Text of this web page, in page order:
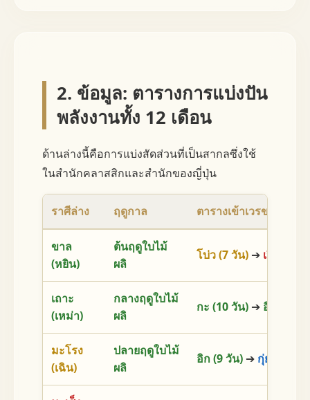
2. ข้อมูล: ตารางการแบ่งปัน
พลังงานทั้ง 12 เดือน
ด้านล่างนี้คือการแบ่งสัดส่วนที่เป็นสากลซึ่งใช้
ในสำนักคลาสสิกและสำนักของญี่ปุ่น
ราศีล่าง ฤดูกาล ตารางเข้าเวรของรา
ขาล
(หยิน)
ต้นฤดูใบไม้
ผลิ
โบ่ว (7 วัน) ➔ เปี้ย (7 วั
เถาะ
(เหม่า)
กลางฤดูใบไม้
ผลิ
กะ (10 วัน) ➔ อิก (20 วั
มะโรง
(เฉิน)
ปลายฤดูใบไม้
ผลิ
อิก (9 วัน) ➔ กุ่ย (3 วัน)